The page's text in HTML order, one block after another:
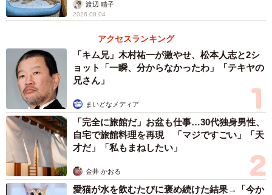
3/12
赤いリボンがお似合い
「真っ先にマッサージチェアに飛び乗り、ニャンモナイト
姿で眠っていました。先代猫とそっくりな行動だったので
驚き、思わず涙が出ました」
自宅に来る子は、ほとんどが男の子。ビビちゃんと地域猫
のようなサビ猫だけが女の子でした。野良猫を増やさない
ために、不妊手術をしたほうがいいのではないか。そう考
え始めた頃、ビビちゃんが遊びに来てくれる回数が激減。
渡辺 晴子
2026.08.04
アクセスランキング
「キム兄」木村祐一が激やせ、松本人志と2シ
ョット「一瞬、分からなかったわ」「テキヤの
兄さん」
まいどなメディア
「完全に旅館だ」お盆も仕事…30代独身男性、
自宅で旅館料理を再現 「マジですごい」「天
才だ」「私もまねしたい」
金井 かおる
愛猫が水を飲むたびに褒め続けた結果→「今か